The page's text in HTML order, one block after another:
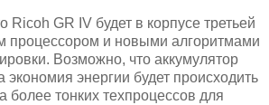
Ricoh GR IV будет в корпусе третьей
процессором и новыми алгоритмами
Возможно, что аккумулятор
экономия энергии будет происходить
более тонких техпроцессов для